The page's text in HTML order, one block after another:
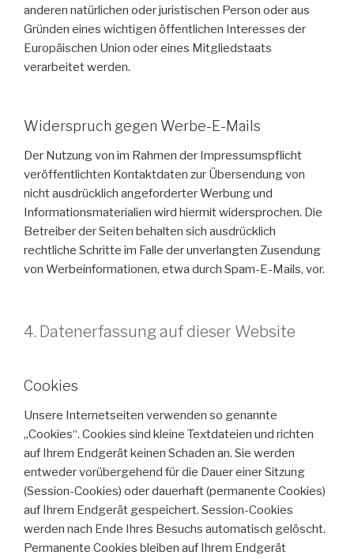
anderen natürlichen oder juristischen Person oder aus
Gründen eines wichtigen öffentlichen Interesses der
Europäischen Union oder eines Mitgliedstaats
verarbeitet werden.
Widerspruch gegen Werbe-E-Mails
Der Nutzung von im Rahmen der Impressumspflicht
veröffentlichten Kontaktdaten zur Übersendung von
nicht ausdrücklich angeforderter Werbung und
Informationsmaterialien wird hiermit widersprochen. Die
Betreiber der Seiten behalten sich ausdrücklich
rechtliche Schritte im Falle der unverlangten Zusendung
von Werbeinformationen, etwa durch Spam-E-Mails, vor.
4. Datenerfassung auf dieser Website
Cookies
Unsere Internetseiten verwenden so genannte
„Cookies“. Cookies sind kleine Textdateien und richten
auf Ihrem Endgerät keinen Schaden an. Sie werden
entweder vorübergehend für die Dauer einer Sitzung
(Session-Cookies) oder dauerhaft (permanente Cookies)
auf Ihrem Endgerät gespeichert. Session-Cookies
werden nach Ende Ihres Besuchs automatisch gelöscht.
Permanente Cookies bleiben auf Ihrem Endgerät